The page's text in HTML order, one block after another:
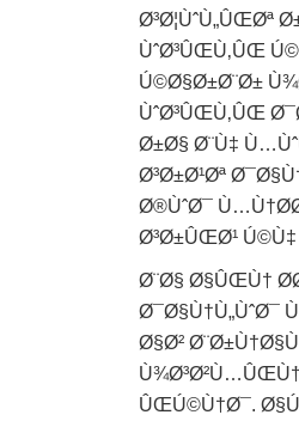
Ø³Ø¦ÙˆÙ„ÛŒØª
ÙˆØ³ÛŒÙ‚ÛŒ
Ú©Ø§Ø±Ø¨Ø±
ÙˆØ³ÛŒÙ‚ÛŒ
Ø±Ø§ Ø¨Ù‡
Ø³Ø±Ø¹Øª
Ø®ÙˆØ¯
Ø³Ø±ÛŒØ¹
Ø¨Ø§ Ø§ÛŒÙ†
Ø¯Ø§Ù†Ù„ÙˆØ¯
Ø§Ø²
ÛŒ‌Ú©Ù†Ø¯.